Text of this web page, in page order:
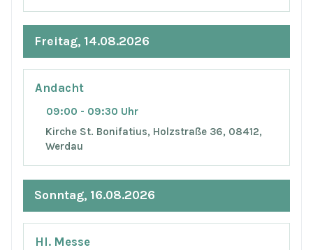
Freitag, 14.08.2026
Andacht
09:00 - 09:30 Uhr
Kirche St. Bonifatius, Holzstraße 36, 08412,
Werdau
Sonntag, 16.08.2026
Hl. Messe